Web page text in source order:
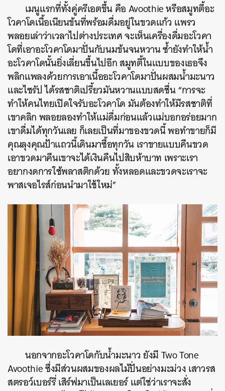
เมนูแรกที่ทั้งคู่ครีเอตขึ้น คือ Avoothie หรือสมูทตี้อะ
โวคาโดเนื้อเนียนข้นที่พร้อมดื่มอยู่ในขวดแก้ว แพรว
พลอยเล่าว่าเวลาไปต่างประเทศ จะเห็นเครื่องดื่มอะโวคา
โดที่เอาอะโวคาโดมาปั่นกับนมข้นจนหวาน ซ้ำยังทำให้น้ำ
อะโวคาโดนั้นยิ่งเลี่ยนขึ้นไปอีก สมูทตี้ในแบบของเธอจึง
พลิกแพลงด้วยการเอาเนื้ออะโวคาโดมาปั่นผสมน้ำมะนาว
และไซรัป ได้รสชาติเปรี้ยวมันหวานแบบสดชื่น “การจะ
ทำให้คนไทยเปิดใจรับอะโวคาโด มันต้องทำให้มีรสชาติที่
เขาคลิก พลอยลองทำให้แม่ดื่มก่อนแล้วแม่บอกอร่อยมาก
เขาดื่มได้ทุกวันเลย ก็เลยเป็นที่มาของขวดนี้ พอทำขายก็มี
คุณลุงคุณป้าแถวนี้เดินมาซื้อทุกวัน เราขายแบบคืนขวด
เอาขวดมาคืนเขาจะได้เงินคืนไปสิบห้าบาท เพราะเรา
อยากงดการใช้พลาสติกด้วย ทั้งหลอดและขวดจะเราจะ
พาสเจอไรส์ก่อนนำมาใช้ใหม่”
นอกจากอะโวคาโดกับน้ำมะนาว ยังมี Two Tone
Avoothie ซึ่งมีส่วนผสมของผลไม้ปั่นอย่างมะม่วง เสาวรส
สตรอว์เบอร์รี่ เสิร์ฟมาเป็นเลเยอร์ แต่ใช่ว่าเราจะสั่ง